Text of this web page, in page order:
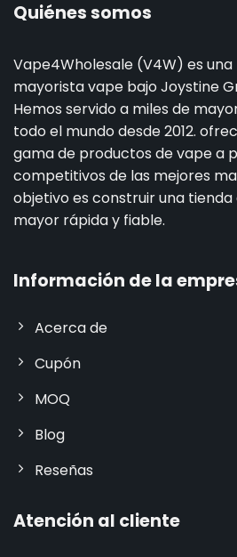
Quiénes somos
Vape4Wholesale (V4W) es
mayorista vape bajo Joystine
Hemos servido a miles de
todo el mundo desde 2012.
gama de productos de vape a
competitivos de las mejores
objetivo es construir una
mayor rápida y fiable.
Información de la
Acerca de
Cupón
MOQ
Blog
Reseñas
Atención al cliente